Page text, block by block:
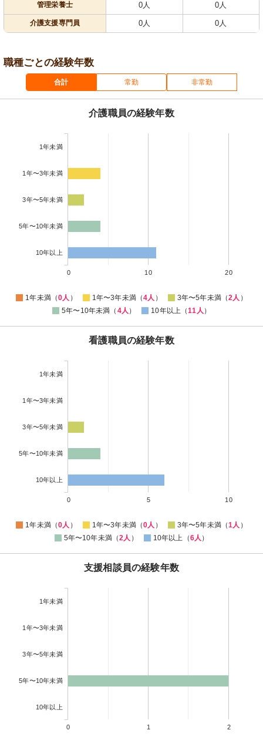
管理栄養士 0人 0人
介護支援専門員 0人 0人
職種ごとの経験年数
合計 常勤 非常勤
介護職員の経験年数
1年未満
1年〜3年未満
3年〜5年未満
5年〜10年未満
10年以上
0 10 20
1年未満（0人 ） 1年〜3年未満（4人 ） 3年〜5年未満（2人 ）
5年〜10年未満（ 4人 ） 10年以上（11人 ）
看護職員の経験年数
1年未満
1年〜3年未満
3年〜5年未満
5年〜10年未満
10年以上
0 5 10
1年未満（0人 ） 1年〜3年未満（0人 ） 3年〜5年未満（1人 ）
5年〜10年未満（2人 ） 10年以上（6人 ）
支援相談員の経験年数
1年未満
1年〜3年未満
3年〜5年未満
5年〜10年未満
10年以上
0 1 2